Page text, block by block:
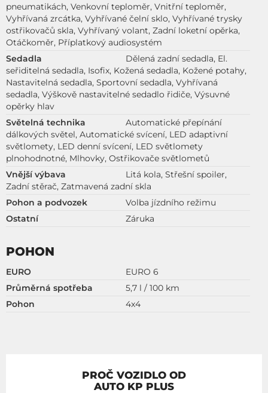
pneumatikách, Venkovní teploměr, Vnitřní teploměr,
Vyhřívaná zrcátka, Vyhřívané čelní sklo, Vyhřívané trysky
ostřikovačů skla, Vyhřívaný volant, Zadní loketní opěrka,
Otáčkoměr, Příplatkový audiosystém
Sedadla
Dělená zadní sedadla, El.
seřiditelná sedadla, Isofix, Kožená sedadla, Kožené potahy,
Nastavitelná sedadla, Sportovní sedadla, Vyhřívaná
sedadla, Výškově nastavitelné sedadlo řidiče, Výsuvné
opěrky hlav
Světelná technika
Automatické přepínání
dálkových světel, Automatické svícení, LED adaptivní
světlomety, LED denní svícení, LED světlomety
plnohodnotné, Mlhovky, Ostřikovače světlometů
Vnější výbava
Litá kola, Střešní spoiler,
Zadní stěrač, Zatmavená zadní skla
Pohon a podvozek
Volba jízdního režimu
Ostatní
Záruka
POHON
EURO
EURO 6
Průměrná spotřeba
5,7 l / 100 km
Pohon
4x4
PROČ VOZIDLO OD
AUTO KP PLUS